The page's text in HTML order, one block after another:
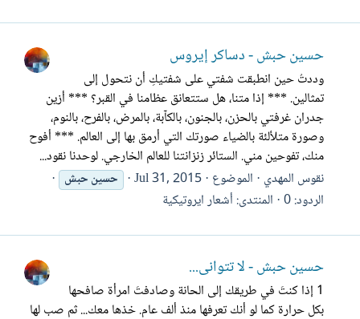
حسين حبش - دساكر إيروس
وددتُ حين انطبقت شفتي على شفتيكِ أن نتحول إلى
تمثالين. *** إذا متنا، هل ستتعانق عظامنا في القبر؟ *** أزين
جدران غرفتي بالحزن، بالجنون، بالكآبة، بالمرض، بالفرح، بالنوم،
وصورة متلألئة بالضياء صورتك التي أرمق بها إلى العالم. *** أفوح
منك، تفوحين مني. الستائر زنزانتنا للعالم الخارجي. لوحدنا نقود...
نقوس المهدي الموضوع Jul 31, 2015 حسينحبش
الردود: 0 المنتدى: أشعار ايروتيكية
حسين حبش - لا تتوانى...
1 إذا كنتَ في طريقك إلى الحانة وصادفتَ امرأة صافحها
بكل حرارة كما لو أنك تعرفها منذ ألف عام. خذها معك... ثم صب لها